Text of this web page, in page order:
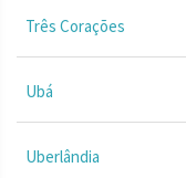
Três Corações
Ubá
Uberlândia